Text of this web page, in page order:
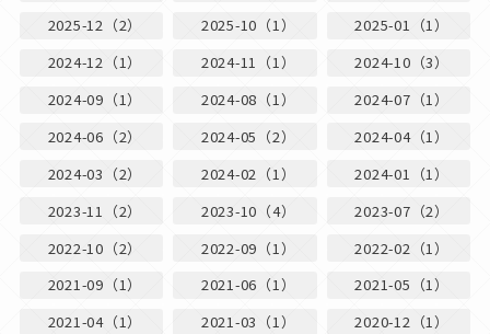
2025-12（2）
2025-10（1）
2025-01（1）
2024-12（1）
2024-11（1）
2024-10（3）
2024-09（1）
2024-08（1）
2024-07（1）
2024-06（2）
2024-05（2）
2024-04（1）
2024-03（2）
2024-02（1）
2024-01（1）
2023-11（2）
2023-10（4）
2023-07（2）
2022-10（2）
2022-09（1）
2022-02（1）
2021-09（1）
2021-06（1）
2021-05（1）
2021-04（1）
2021-03（1）
2020-12（1）